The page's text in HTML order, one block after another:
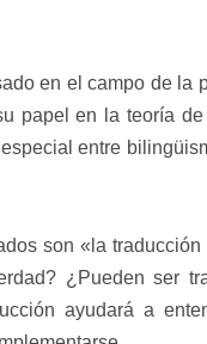
en el campo de la
papel en la teoría
entre
son «la
¿Pueden ser
ayudará a